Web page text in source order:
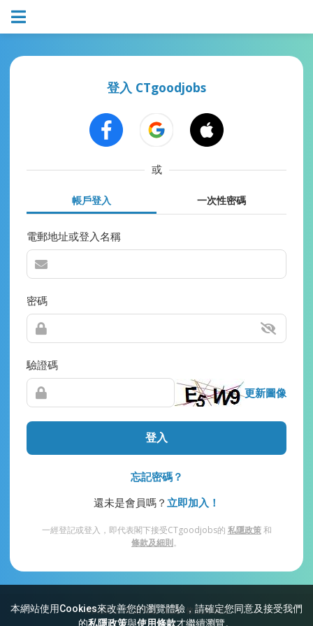
本網站使用Cookies來改善您的瀏覽體驗，請確定您同意及接受我們
的私隱政策與使用條款才繼續瀏覽。
登入 CTgoodjobs
或
帳戶登入 一次性密碼
電郵地址或登入名稱
密碼
驗證碼
更新圖像
登入
忘記密碼？
還未是會員嗎？ 立即加入！
一經登記或登入，即代表閣下接受CTgoodjobs的 私隱政策和
條款及細則。
網站索引 常見問題 私隱 條款及細則